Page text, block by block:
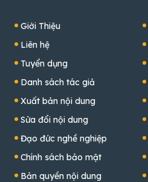
Giới Thiệu
Liên hệ
Tuyển dụng
Danh sách tác giả
Xuất bản nội dung
Sửa đổi nội dung
Đạo đức nghề nghiệp
Chính sách bảo mật
Bản quyền nội dung